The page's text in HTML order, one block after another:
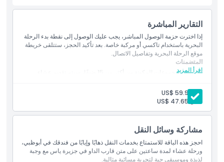
وقت الالتقاط ووقت التوصيل
ما يجب معرفته
الموقع
سياسة الإلغاء
التقارير المباشرة
إذا اخترت حزمة الوصول المباشر، يجب عليك الوصول إلى نقطة بدء الرحلة
البحرية باستخدام تاكسي أو مركبة خاصة. بعد تأكيد الحجز، ستتلقى خريطة
موقع الرحلة البحرية وتفاصيل الاتصال.
اقرأ المزيد
المتضمنات
صناديق طعام معبأة.
سيحصل كل ضيف على صندوقين يحتويان على: سمك مقلي، دجاج
مشوي، بطاطس مشوية، شوربة عدس، سلطة سيزر الخضراء، خبز
مائدة تستخدم لمرة واحدة
تجربة رحلة عشاء على متن الداو لمدة ساعتين
استقبال بالسجادة الحمراء مع مشروب غير كحولي عند الوصول
تتضمن المياه، والمشروبات الغازية، وعصائر معبأة في علب، والشاي،
بالغ:
US$ 59.90
طفل: US$ 47.65
مشاركة وسائل النقل
احجز هذه الباقة للاستمتاع بخدمات النقل ذهابًا وإيابًا من فندقك في أبوظبي،
ورحلة عشاء لمدة ساعتين على متن قارب الداو في جزيرة ياس مع وجبة
لذيذة وموسيقى حية لتجربة مسائية مثالية.